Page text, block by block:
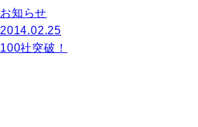
お知らせ
2014.02.25
100社突破！